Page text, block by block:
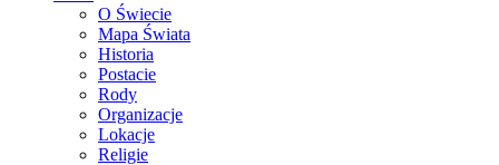
O Świecie
Mapa Świata
Historia
Postacie
Rody
Organizacje
Lokacje
Religie